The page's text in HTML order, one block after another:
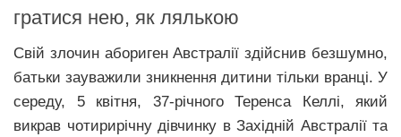
гратися нею, як лялькою
Свій злочин абориген Австралії здійснив безшумно,
батьки зауважили зникнення дитини тільки вранці. У
середу, 5 квітня, 37-річного Теренса Келлі, який
викрав чотирирічну дівчинку в Західній Австралії та